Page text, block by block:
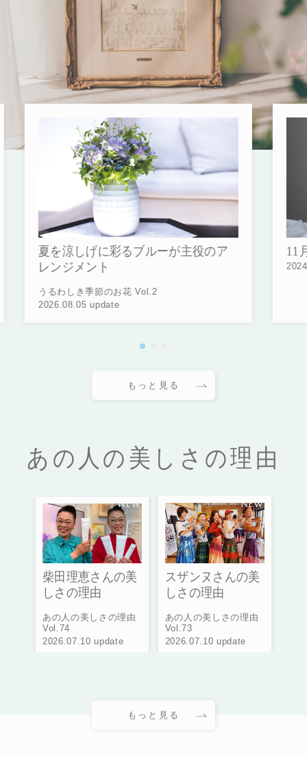
夏を涼しげに彩るブルーが主役のア
レンジメント
うるわしき季節のお花 Vol.2
2026.08.05 update
11
もっと見る
あの人の美しさの理由
柴田理恵さんの美
しさの理由
あの人の美しさの理由
Vol.74
2026.07.10 update
スザンヌさんの美
しさの理由
あの人の美しさの理由
Vol.73
2026.07.10 update
もっと見る